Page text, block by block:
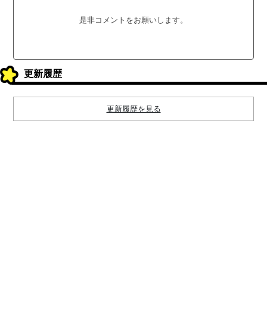
是非コメントをお願いします。
更新履歴
更新履歴を見る